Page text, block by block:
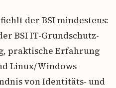
der BSI mindestens:
BSI IT-Grundschutz-
praktische Erfahrung
Linux/Windows-
von Identitäts- und